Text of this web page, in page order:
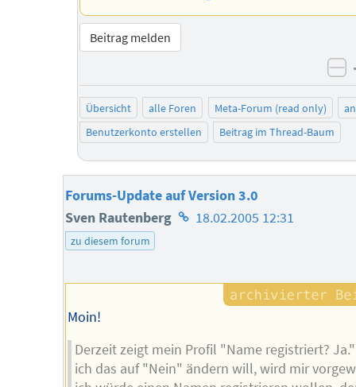
Beitrag melden
Übersicht alle Foren Meta-Forum (read only)
Benutzerkonto erstellen
Beitrag im Thread-Baum
Forums-Update auf Version 3.0
Sven Rautenberg Homepage
18.02.2005 12:31
zu diesem forum
Moin!
Derzeit zeigt mein Profil "Name registriert?
ich das auf "Nein" ändern will, wird mir